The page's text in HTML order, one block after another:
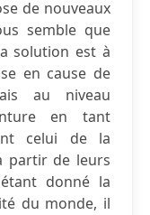
de nouveaux
semble que
solution est à
en cause de
au niveau
en tant
celui de la
partir de leurs
donné la
du monde, il